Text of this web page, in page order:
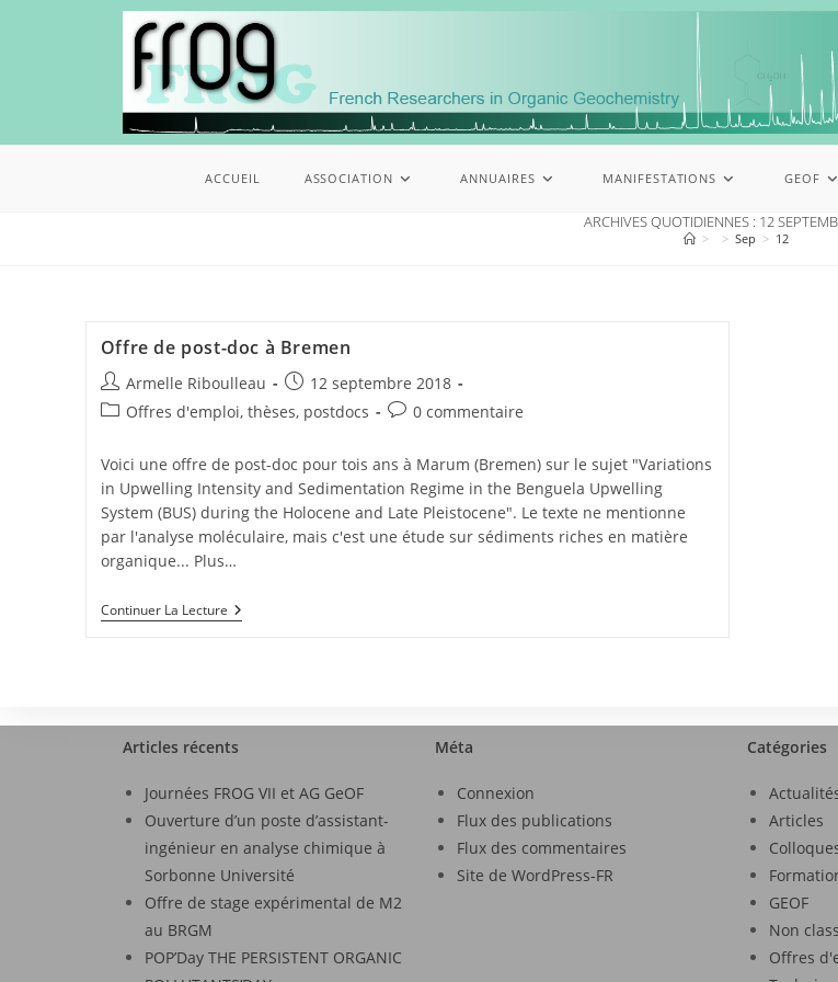
ACCUEIL ASSOCIATION ANNUAIRES MANIFESTATIONS GEOF
ARCHIVES QUOTIDIENNES : 12
> > Sep > 12
Offre de post-doc à Bremen
Armelle Riboulleau
12 septembre 2018
Offres d'emploi, thèses, postdocs
0 commentaire
Voici une offre de post-doc pour tois ans à Marum (Bremen) sur le sujet "Variations
in Upwelling Intensity and Sedimentation Regime in the Benguela Upwelling
System (BUS) during the Holocene and Late Pleistocene". Le texte ne mentionne
par l'analyse moléculaire, mais c'est une étude sur sédiments riches en matière
organique... Plus…
Continuer La Lecture
Articles récents
Journées FROG VII et AG GeOF
Ouverture d’un poste d’assistant-
ingénieur en analyse chimique à
Sorbonne Université
Offre de stage expérimental de M2
au BRGM
POP’Day THE PERSISTENT ORGANIC
Méta
Connexion
Flux des publications
Flux des commentaires
Site de WordPress-FR
Catégories
Articles
GEOF
Non
Offres